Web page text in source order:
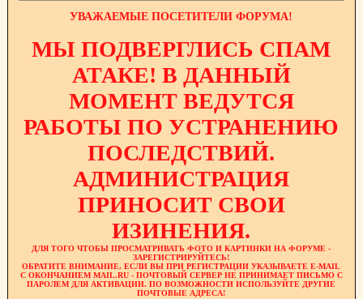
УВАЖАЕМЫЕ ПОСЕТИТЕЛИ ФОРУМА!
МЫ ПОДВЕРГЛИСЬ СПАМ
АТАКЕ! В ДАННЫЙ
МОМЕНТ ВЕДУТСЯ
РАБОТЫ ПО УСТРАНЕНИЮ
ПОСЛЕДСТВИЙ.
АДМИНИСТРАЦИЯ
ПРИНОСИТ СВОИ
ИЗИНЕНИЯ.
ДЛЯ ТОГО ЧТОБЫ ПРОСМАТРИВАТЬ ФОТО И КАРТИНКИ НА ФОРУМЕ -
ЗАРЕГИСТРИРУЙТЕСЬ!
ОБРАТИТЕ ВНИМАНИЕ, ЕСЛИ ВЫ ПРИ РЕГИСТРАЦИИ УКАЗЫВАЕТЕ E-MAIL
С ОКОНЧАНИЕМ MAIL.RU - ПОЧТОВЫЙ СЕРВЕР НЕ ПРИНИМАЕТ ПИСЬМО С
ПАРОЛЕМ ДЛЯ АКТИВАЦИИ. ПО ВОЗМОЖНОСТИ ИСПОЛЬЗУЙТЕ ДРУГИЕ
ПОЧТОВЫЕ АДРЕСА!